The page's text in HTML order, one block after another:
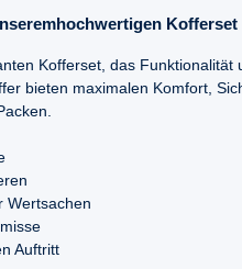
Kofferset
Kofferset, das Funktionalität
bieten maximalen Komfort,
Wertsachen
Auftritt